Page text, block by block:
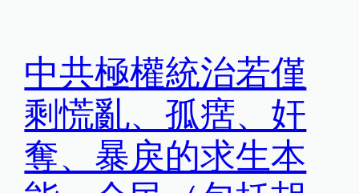
中共極權統治若僅
剩慌亂、孤瘔、奸
奪、暴戾的求生本